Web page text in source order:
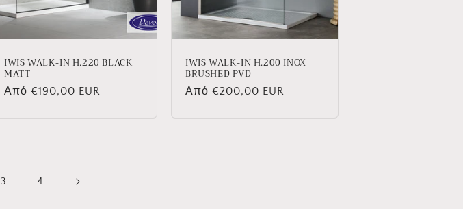
IWIS WALK-IN H.220 BLACK
MATT
Κανονική
Από €190,00 EUR
IWIS WALK-IN H.200 INOX
BRUSHED PVD
Κανονική
Από €200,00 EUR
3 4